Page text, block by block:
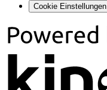
Cookie Einstellungen